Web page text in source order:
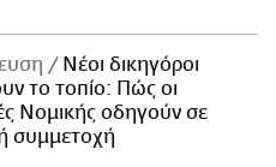
Νέοι δικηγόροι
το τοπίο: Πώς οι
Νομικής οδηγούν σε
συμμετοχή